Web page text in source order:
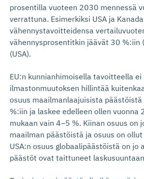
prosentilla vuoteen 2030 mennessä
verrattuna. Esimerkiksi USA ja
vähennystavoitteidensa
vähennysprosentitkin jäävät 30 %:iin
(USA).
EU:n kunnianhimoisella tavoitteella ei
ilmastonmuutoksen hillintää
osuus maailmanlaajuisista päästöistä
%:iin ja laskee edelleen ollen vuonna
mukaan vain 4–5 %. Kiinan osuus on
maailman päästöistä ja osuus on
USA:n osuus globaalipäästöistä on jo
päästöt ovat taittuneet